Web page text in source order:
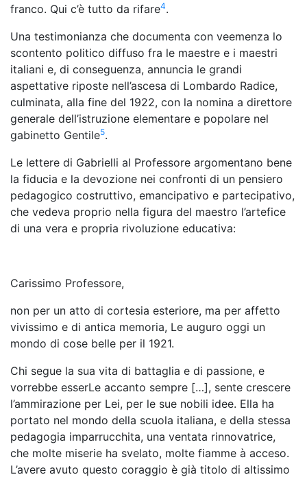
franco. Qui c’è tutto da rifare4.
Una testimonianza che documenta con veemenza lo
scontento politico diffuso fra le maestre e i maestri
italiani e, di conseguenza, annuncia le grandi
aspettative riposte nell’ascesa di Lombardo Radice,
culminata, alla fine del 1922, con la nomina a direttore
generale dell’istruzione elementare e popolare nel
gabinetto Gentile5.
Le lettere di Gabrielli al Professore argomentano bene
la fiducia e la devozione nei confronti di un pensiero
pedagogico costruttivo, emancipativo e partecipativo,
che vedeva proprio nella figura del maestro l’artefice
di una vera e propria rivoluzione educativa:
Carissimo Professore,
non per un atto di cortesia esteriore, ma per affetto
vivissimo e di antica memoria, Le auguro oggi un
mondo di cose belle per il 1921.
Chi segue la sua vita di battaglia e di passione, e
vorrebbe esserLe accanto sempre […], sente crescere
l’ammirazione per Lei, per le sue nobili idee. Ella ha
portato nel mondo della scuola italiana, e della stessa
pedagogia imparrucchita, una ventata rinnovatrice,
che molte miserie ha svelato, molte fiamme à acceso.
L’avere avuto questo coraggio è già titolo di altissimo